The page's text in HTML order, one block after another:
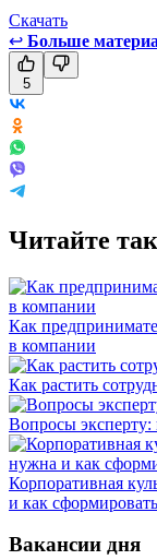
Скачать
↩ Больше
5
Читайте
Как
в компании
Как растить
Вопросы эксперту:
Корпоративная
и как сформировать
Вакансии дня